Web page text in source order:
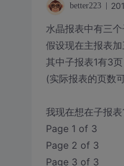
better223
水晶报表中有三
假设现在主报表
其中子报表1有3
(实际报表的页数
我现在想在子报表
Page 1 of 3
Page 2 of 3
Page 3 of 3